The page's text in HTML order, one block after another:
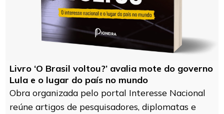
Livro ‘O Brasil voltou?’ avalia mote do governo
Lula e o lugar do país no mundo
Obra organizada pelo portal Interesse Nacional
reúne artigos de pesquisadores, diplomatas e